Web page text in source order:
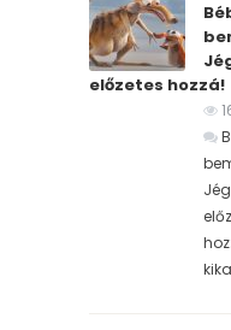
előzetes hozzá!